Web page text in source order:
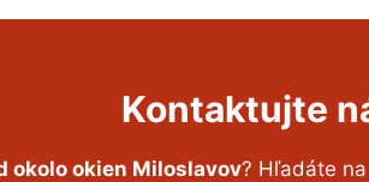
Kontaktujte
okolo okien Miloslavov? Hľadáte